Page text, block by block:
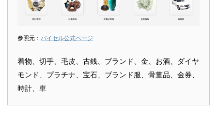
参照元： バイセル公式ページ
着物、切手、毛皮、古銭、ブランド、金、お酒、ダイヤ
モンド、プラチナ、宝石、ブランド服、骨董品、金券、
時計、車